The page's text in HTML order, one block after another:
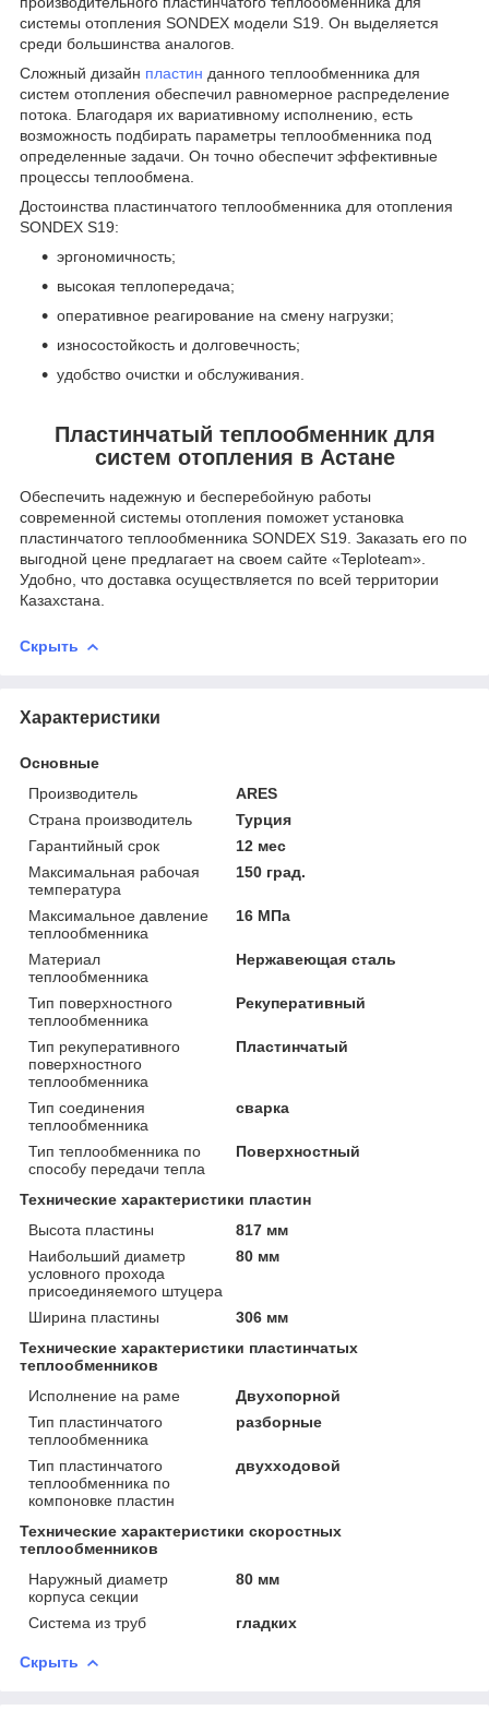
системы отопления SONDEX модели S19. Он выделяется
среди большинства аналогов.
Сложный дизайн пластин данного теплообменника для
систем отопления обеспечил равномерное распределение
потока. Благодаря их вариативному исполнению, есть
возможность подбирать параметры теплообменника под
определенные задачи. Он точно обеспечит эффективные
процессы теплообмена.
Достоинства пластинчатого теплообменника для отопления
SONDEX S19:
эргономичность;
высокая теплопередача;
оперативное реагирование на смену нагрузки;
износостойкость и долговечность;
удобство очистки и обслуживания.
Пластинчатый теплообменник для
систем отопления в Астане
Обеспечить надежную и бесперебойную работы
современной системы отопления поможет установка
пластинчатого теплообменника SONDEX S19. Заказать его по
выгодной цене предлагает на своем сайте «Teploteam».
Удобно, что доставка осуществляется по всей территории
Казахстана.
Скрыть
Характеристики
Основные
Производитель
ARES
Страна производитель
Турция
Гарантийный срок
12 мес
Максимальная рабочая
температура
150 град.
Максимальное давление
теплообменника
16 МПа
Материал
теплообменника
Нержавеющая сталь
Тип поверхностного
теплообменника
Рекуперативный
Тип рекуперативного
поверхностного
теплообменника
Пластинчатый
Тип соединения
теплообменника
сварка
Тип теплообменника по
способу передачи тепла
Поверхностный
Технические характеристики пластин
Высота пластины
817 мм
Наибольший диаметр
условного прохода
присоединяемого штуцера
80 мм
Ширина пластины
306 мм
Технические характеристики пластинчатых
теплообменников
Исполнение на раме
Двухопорной
Тип пластинчатого
теплообменника
разборные
Тип пластинчатого
теплообменника по
компоновке пластин
двухходовой
Технические характеристики скоростных
теплообменников
Наружный диаметр
корпуса секции
80 мм
Система из труб гладких
Скрыть